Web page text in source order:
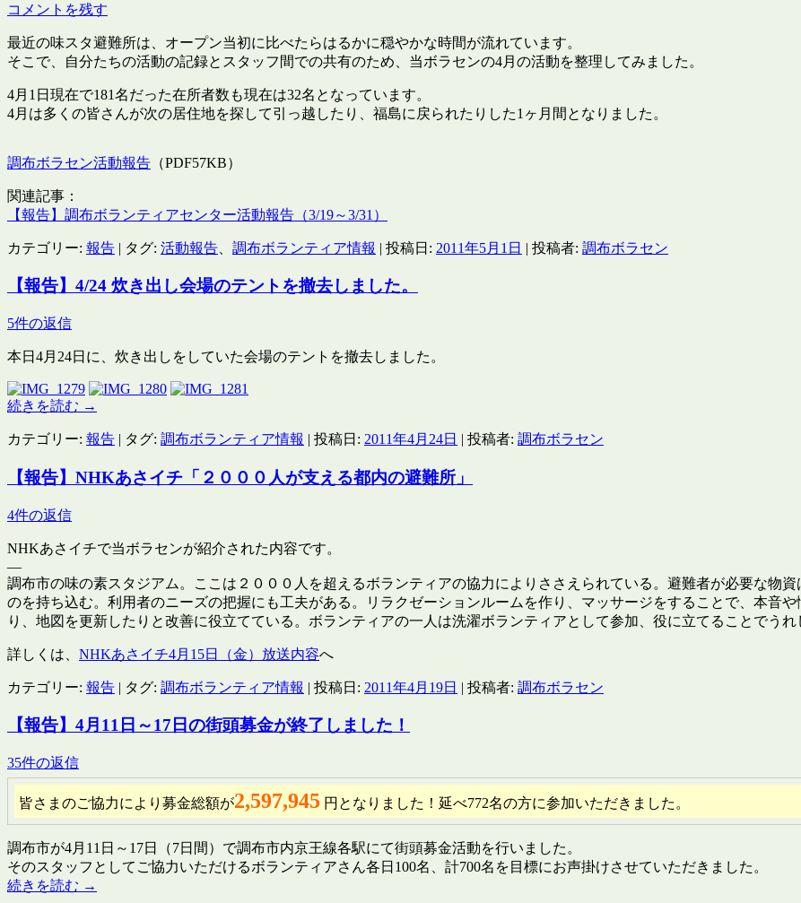
コメントを残す
最近の味スタ避難所は、オープン当初に比べたらはるかに穏やかな時間が流れています。
そこで、自分たちの活動の記録とスタッフ間での共有のため、当ボラセンの4月の活動を整理してみました。
4月1日現在で181名だった在所者数も現在は32名となっています。
4月は多くの皆さんが次の居住地を探して引っ越したり、福島に戻られたりした1ヶ月間となりました。
調布ボラセン活動報告 （PDF57KB）
関連記事：
【報告】調布ボランティアセンター活動報告（3/19～3/31）
カテゴリー: 報告 | タグ: 活動報告 調布ボランティア情報 | 投稿日: 2011年5月1日 | 投稿者: 調布ボラセン
【報告】4/24 炊き出し会場のテントを撤去しました。
5件の返信
本日4月24日に、炊き出しをしていた会場のテントを撤去しました。
続きを読む →
カテゴリー: 報告 | タグ: 調布ボランティア情報 | 投稿日: 2011年4月24日 | 投稿者: 調布ボラセン
【報告】NHKあさイチ「２０００人が支える都内の避難所」
4件の返信
NHKあさイチで当ボラセンが紹介された内容です。
—
調布市の味の素スタジアム。ここは２０００人を超えるボランティアの協力によりささえられている。避難者が必要な物
のを持ち込む。利用者のニーズの把握にも工夫がある。リラクゼーションルームを作り、マッサージをすることで、本音
り、地図を更新したりと改善に役立てている。ボランティアの一人は洗濯ボランティアとして参加、役に立てることでうれ
詳しくは、 NHKあさイチ4月15日（金）放送内容へ
カテゴリー: 報告 | タグ: 調布ボランティア情報 | 投稿日: 2011年4月19日 | 投稿者: 調布ボラセン
【報告】4月11日～17日の街頭募金が終了しました！
35件の返信
皆さまのご協力により募金総額が2,597,945 円となりました！延べ772名の方に参加いただきました。
調布市が4月11日～17日（7日間）で調布市内京王線各駅にて街頭募金活動を行いました。
そのスタッフとしてご協力いただけるボランティアさん各日100名、計700名を目標にお声掛けさせていただきました。
続きを読む →